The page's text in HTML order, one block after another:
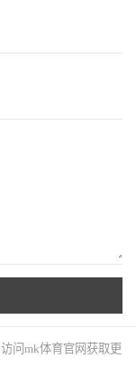
问mk体育官网获取更